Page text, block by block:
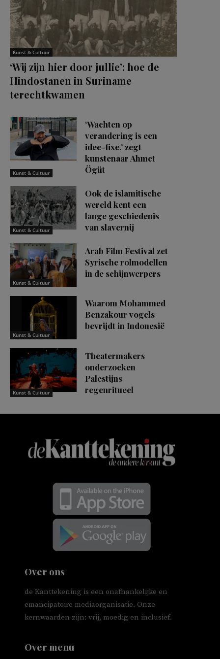
Kunst & Cultuur
‘Wij zijn hier door jullie’: hoe de
Hindostanen in Suriname
terechtkwamen
Kunst & Cultuur
‘Wachten op
verandering is een
idee-fixe,’ zegt
kunstenaar Ahmet
Ögüt
Kunst & Cultuur
Ook de islamitische
wereld kent een
lange geschiedenis
van slavernij
Kunst & Cultuur
Arab Film Festival zet
Syrische rolmodellen
in de schijnwerpers
Kunst & Cultuur
Waarom Mohammed
Benzakour vogels
bevrijdt in Indonesië
Kunst & Cultuur
Theatermakers
onderzoeken
Palestijns
regenritueel
Over ons
de Kanttekening is een onafhankelijke en
emancipatoire mediaorganisatie. Onze
kernwaarden zijn: vrij, moedig en inclusief.
Over menu